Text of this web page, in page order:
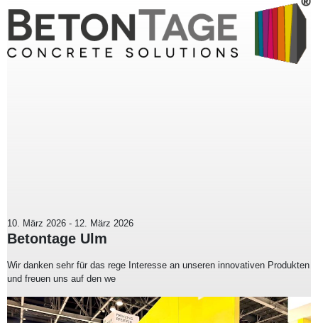
10. März 2026 - 12. März 2026
Betontage Ulm
Wir danken sehr für das rege Interesse an unseren innovativen Produkten
und freuen uns auf den we